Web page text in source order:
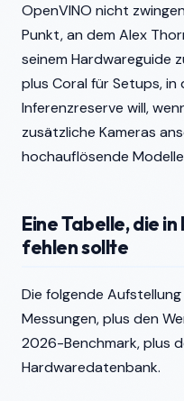
OpenVINO nicht
Punkt, an dem Alex
seinem Hardwareguide
plus Coral für Setups, in
Inferenzreserve will,
zusätzliche Kameras
hochauflösende
Eine Tabelle, die
fehlen sollte
Die folgende
Messungen, plus den
2026-Benchmark, plus
Hardwaredatenbank.